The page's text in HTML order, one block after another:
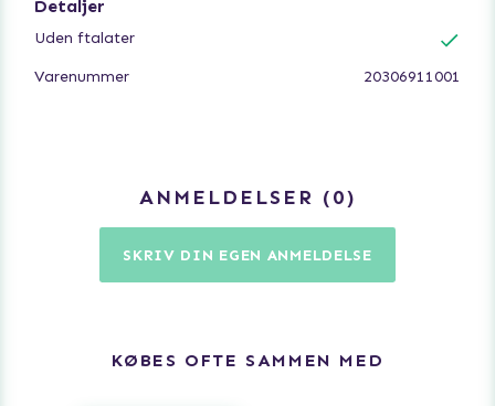
Detaljer
Uden ftalater
Varenummer 20306911001
ANMELDELSER 0
SKRIV DIN EGEN ANMELDELSE
KØBES OFTE SAMMEN MED